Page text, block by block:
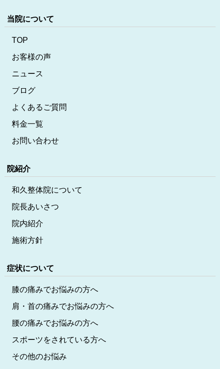
当院について
TOP
お客様の声
ニュース
ブログ
よくあるご質問
料金一覧
お問い合わせ
院紹介
和久整体院について
院長あいさつ
院内紹介
施術方針
症状について
膝の痛みでお悩みの方へ
肩・首の痛みでお悩みの方へ
腰の痛みでお悩みの方へ
スポーツをされている方へ
その他のお悩み